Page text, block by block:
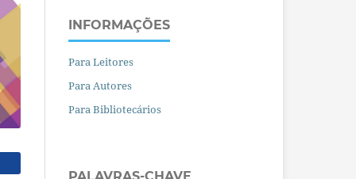
INFORMAÇÕES
Para Leitores
Para Autores
Para Bibliotecários